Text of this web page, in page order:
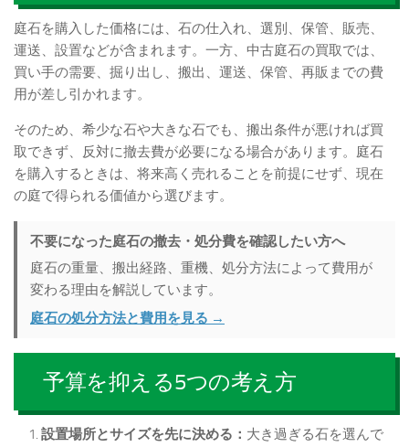
庭石を購入した価格には、石の仕入れ、選別、保管、販売、
運送、設置などが含まれます。一方、中古庭石の買取では、
買い手の需要、掘り出し、搬出、運送、保管、再販までの費
用が差し引かれます。
そのため、希少な石や大きな石でも、搬出条件が悪ければ買
取できず、反対に撤去費が必要になる場合があります。庭石
を購入するときは、将来高く売れることを前提にせず、現在
の庭で得られる価値から選びます。
不要になった庭石の撤去・処分費を確認したい方へ
庭石の重量、搬出経路、重機、処分方法によって費用が
変わる理由を解説しています。
庭石の処分方法と費用を見る →
予算を抑える5つの考え方
設置場所とサイズを先に決める： 大き過ぎる石を選んで